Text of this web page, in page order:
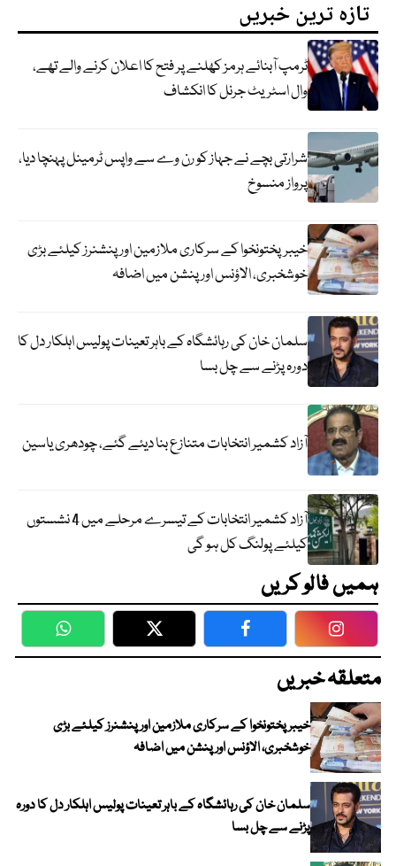
تازہ ترین خبریں
ٹرمپ آبنائے ہرمز کھلنے پر فتح کا اعلان کرنے والے تھے،
وال اسٹریٹ جرنل کا انکشاف
شرارتی بچے نے جہاز کو رن وے سے واپس ٹرمینل پہنچا دیا،
پرواز منسوخ
خیبرپختونخوا کے سرکاری ملازمین اور پنشنرز کیلئے بڑی
خوشخبری، الاؤنس اور پنشن میں اضافہ
سلمان خان کی رہائشگاہ کے باہر تعینات پولیس اہلکار دل کا
دورہ پڑنے سے چل بسا
آزاد کشمیر انتخابات متنازع بنا دیئے گئے، چودھری یاسین
آزاد کشمیر انتخابات کے تیسرے مرحلے میں 4 نشستوں
کیلئے پولنگ کل ہو گی
ہمیں فالو کریں
WhatsApp Twitter Facebook
متعلقہ خبریں
خیبرپختونخوا کے سرکاری ملازمین اور پنشنرز کیلئے بڑی
خوشخبری، الاؤنس اور پنشن میں اضافہ
سلمان خان کی رہائشگاہ کے باہر تعینات پولیس اہلکار دل کا دورہ
پڑنے سے چل بسا